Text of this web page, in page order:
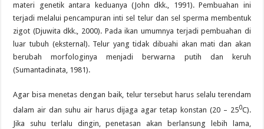
materi genetik antara keduanya (John dkk., 1991). Pembuahan ini
terjadi melalui pencampuran inti sel telur dan sel sperma membentuk
zigot (Djuwita dkk., 2000). Pada ikan umumnya terjadi pembuahan di
luar tubuh (eksternal). Telur yang tidak dibuahi akan mati dan akan
berubah morfologinya menjadi berwarna putih dan keruh
(Sumantadinata, 1981).
Agar bisa menetas dengan baik, telur tersebut harus selalu terendam
dalam air dan suhu air harus dijaga agar tetap konstan (20 – 250C).
Jika suhu terlalu dingin, penetasan akan berlansung lebih lama,